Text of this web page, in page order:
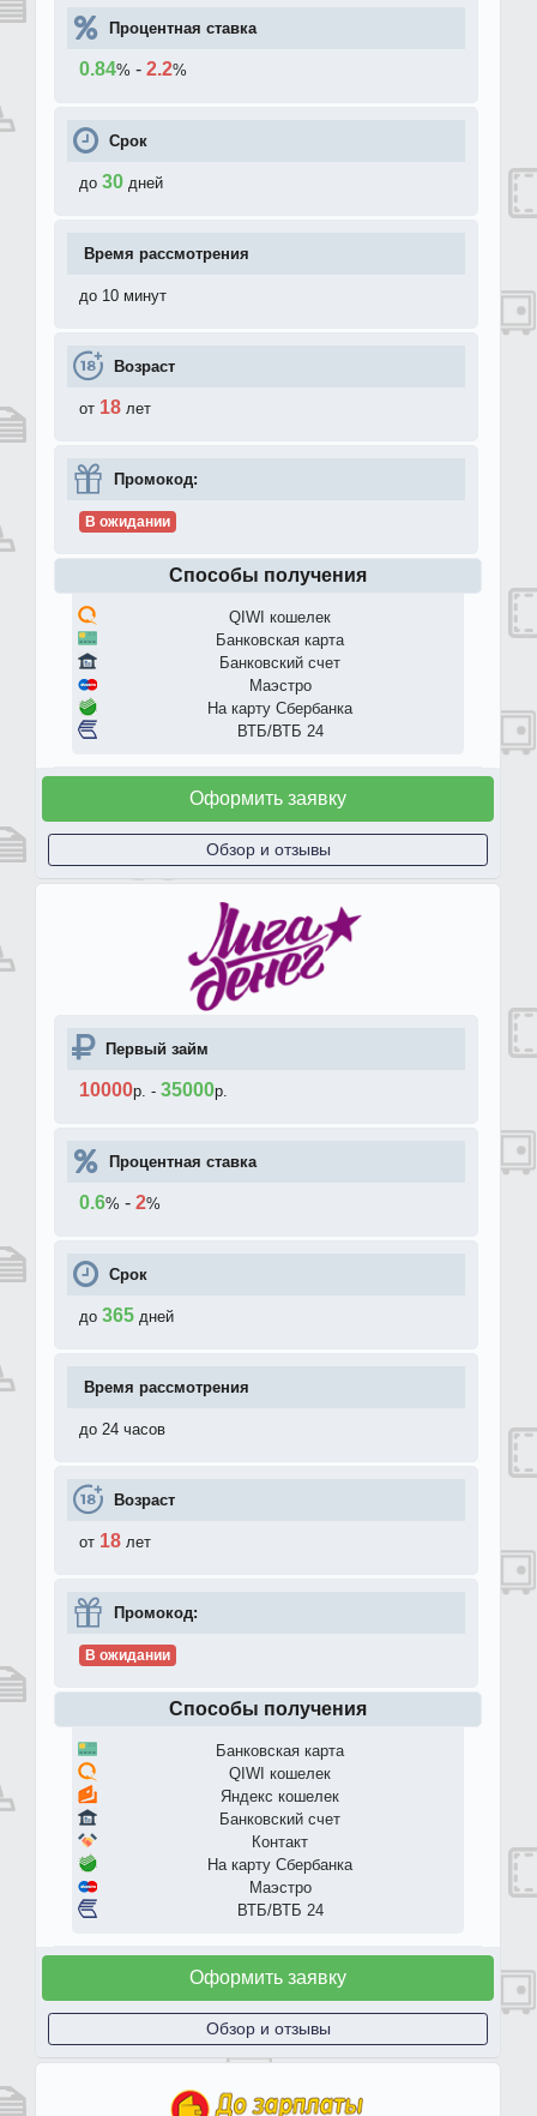
Процентная ставка
0.84% - 2.2%
Срок
до 30 дней
Время рассмотрения
до 10 минут
Возраст
от 18 лет
Промокод:
В ожидании
Способы получения
QIWI кошелек
Банковская карта
Банковский счет
Маэстро
На карту Сбербанка
ВТБ/ВТБ 24
Оформить заявку
Обзор и отзывы
Первый займ
10000р. - 35000р.
Процентная ставка
0.6% - 2%
Срок
до 365 дней
Время рассмотрения
до 24 часов
Возраст
от 18 лет
Промокод:
В ожидании
Способы получения
Банковская карта
QIWI кошелек
Яндекс кошелек
Банковский счет
Контакт
На карту Сбербанка
Маэстро
ВТБ/ВТБ 24
Оформить заявку
Обзор и отзывы